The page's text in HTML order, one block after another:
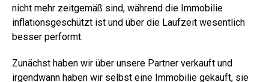
nicht mehr zeitgemäß sind, während die Immobilie
inflationsgeschützt ist und über die Laufzeit wesentlich
besser performt.
Zunächst haben wir über unsere Partner verkauft und
irgendwann haben wir selbst eine Immobilie gekauft, sie